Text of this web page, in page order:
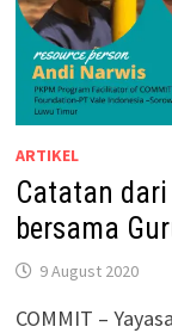
ARTIKEL
Catatan
bersama
9 August 2020
COMMIT –